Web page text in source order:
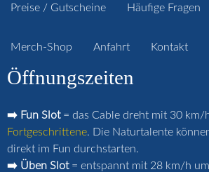
Preise / Gutscheine Häufige Fragen
Merch-Shop Anfahrt Kontakt
Öffnungszeiten
➡️ Fun Slot= das Cable dreht mit 30 km/
Fortgeschrittene. Die Naturtalente
direkt im Fun durchstarten.
➡️ Üben Slot= entspannt mit 28 km/h